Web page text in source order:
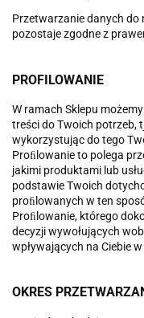
Przetwarzanie danych do
pozostaje zgodne z
PROFILOWANIE
W ramach Sklepu
treści do Twoich potrzeb,
wykorzystując do tego
Proﬁlowanie to polega
jakimi produktami lub
podstawie Twoich
proﬁlowanych w ten
Proﬁlowanie, którego
decyzji wywołujących
wpływających na Ciebie
OKRES